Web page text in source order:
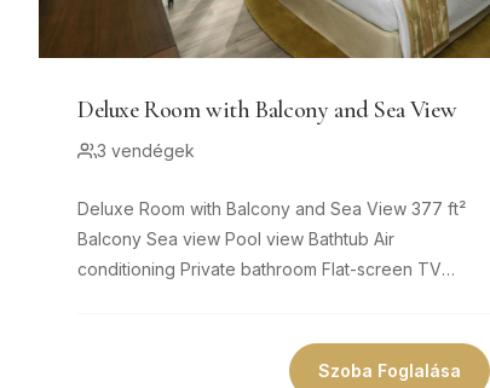
Deluxe Room with Balcony and Sea View
3 vendégek
Deluxe Room with Balcony and Sea View 377 ft²
Balcony Sea view Pool view Bathtub Air
conditioning Private bathroom Flat-screen TV
Szoba Foglalása